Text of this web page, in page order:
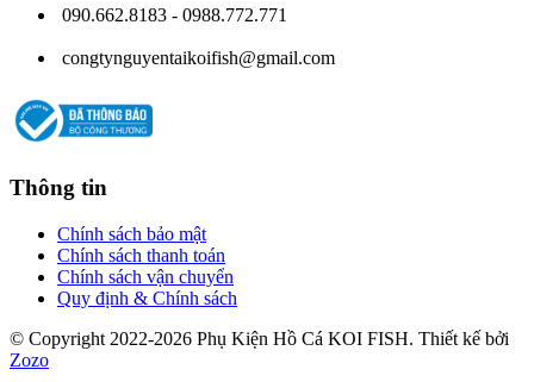
090.662.8183 - 0988.772.771
congtynguyentaikoifish@gmail.com
Thông tin
Chính sách bảo mật
Chính sách thanh toán
Chính sách vận chuyển
Quy định & Chính sách
© Copyright 2022-2026 Phụ Kiện Hồ Cá KOI FISH. Thiết kế bởi
Zozo